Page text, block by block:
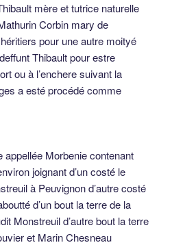
mère et tutrice naturelle
Corbin mary de
pour une autre moityé
Thibault pour estre
ou à l’enchere suivant la
a esté procédé comme
Morbenie contenant
joignant d’un costé le
à Peuvignon d’autre costé
d’un bout la terre de la
Monstreuil d’autre bout la terre
et Marin Chesneau